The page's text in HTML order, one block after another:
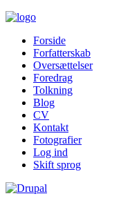
Forside
Forfatterskab
Oversættelser
Foredrag
Tolkning
Blog
CV
Kontakt
Fotografier
Log ind
Skift sprog